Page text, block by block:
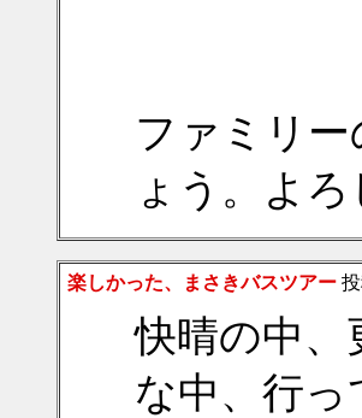
ファミリ
ょう。よ
楽しかった、まさきバスツアー
快晴の中
な中、行